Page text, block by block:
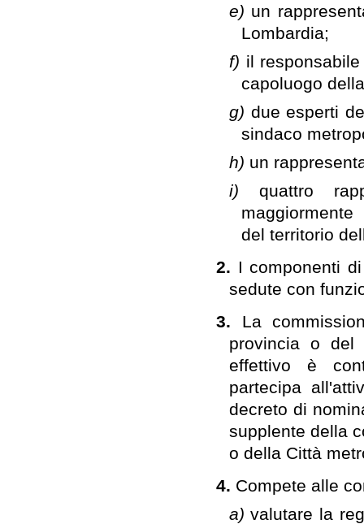
e) un
Lombardia;
f) il
capoluogo
g) due esperti
sindaco
h) un
i) quattro
del territorio
2. I componenti
sedute con
3. La
provincia o del
effettivo è
partecipa
decreto di
supplente della
o della Città
4. Compete alle
a)valutare la